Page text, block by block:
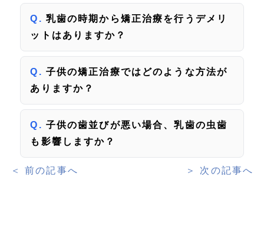
乳歯の時期から矯正治療を行うデメリ
ットはありますか？
子供の矯正治療ではどのような方法が
ありますか？
子供の歯並びが悪い場合、乳歯の虫歯
も影響しますか？
＜ 前の記事へ ＞ 次の記事へ